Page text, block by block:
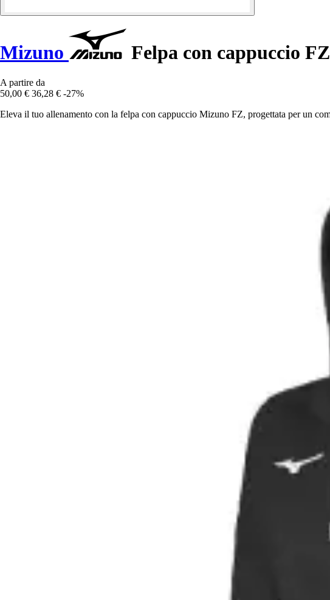
Mizuno Felpa con cappuccio FZ
A partire da
50,00 € 36,28 € -27%
Eleva il tuo allenamento con la felpa con cappuccio Mizuno FZ, progettata per un